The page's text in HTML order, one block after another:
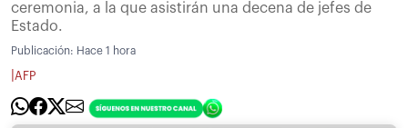
ceremonia, a la que asistirán una decena de jefes de
Estado.
Publicación: Hace 1 hora
AFP